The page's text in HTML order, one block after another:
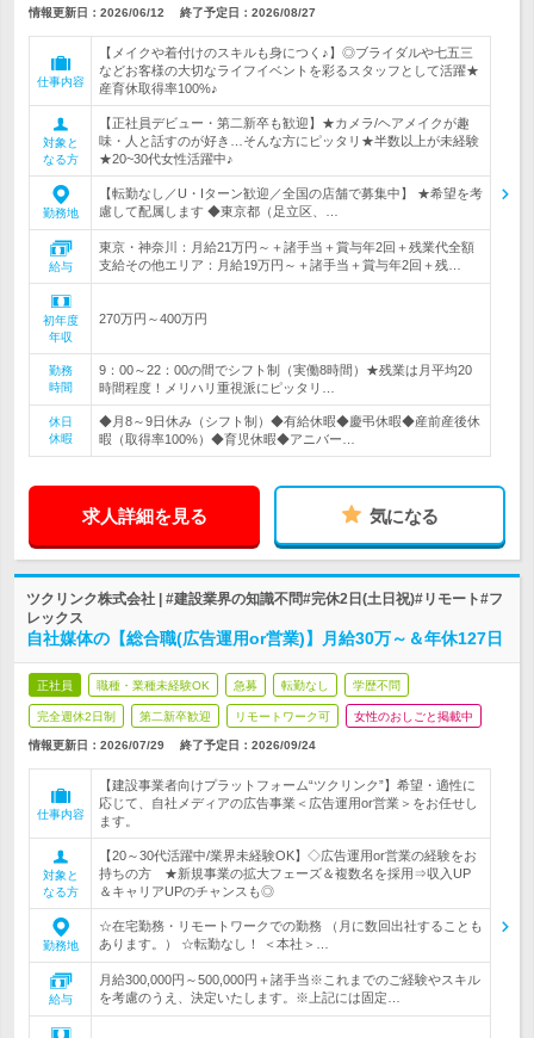
情報更新日：2026/06/12 終了予定日： 2026/08/27
仕事内容
【メイクや着付けのスキルも身につく♪】◎ブライダルや七五三
などお客様の大切なライフイベントを彩るスタッフとして活躍★
産育休取得率100%♪
対象と
なる方
【正社員デビュー・第二新卒も歓迎】★カメラ/ヘアメイクが趣
味・人と話すのが好き…そんな方にピッタリ★半数以上が未経験
★20~30代女性活躍中♪
勤務地
【転勤なし／U・Iターン歓迎／全国の店舗で募集中】 ★希望を考
慮して配属します ◆東京都（足立区、…
給与
東京・神奈川：月給21万円～＋諸手当＋賞与年2回＋残業代全額
支給その他エリア：月給19万円～＋諸手当＋賞与年2回＋残…
初年度
年収
270万円～400万円
勤務
時間
9：00～22：00の間でシフト制（実働8時間）★残業は月平均20
時間程度！メリハリ重視派にピッタリ…
休日
休暇
◆月8～9日休み（シフト制）◆有給休暇◆慶弔休暇◆産前産後休
暇（取得率100%）◆育児休暇◆アニバー…
求人詳細を見る 気になる
ツクリンク株式会社 | #建設業界の知識不問#完休2日(土日祝)#リモート#フ
レックス
自社媒体の【総合職(広告運用or営業)】月給30万～＆年休127日
正社員 職種・業種未経験OK 急募 転勤なし 学歴不問
完全週休2日制 第二新卒歓迎 リモートワーク可 女性のおしごと掲載中
情報更新日：2026/07/29 終了予定日： 2026/09/24
仕事内容
【建設事業者向けプラットフォーム“ツクリンク”】希望・適性に
応じて、自社メディアの広告事業＜広告運用or営業＞をお任せし
ます。
対象と
なる方
【20～30代活躍中/業界未経験OK】◇広告運用or営業の経験をお
持ちの方 ★新規事業の拡大フェーズ＆複数名を採用⇒収入UP
＆キャリアUPのチャンスも◎
勤務地
☆在宅勤務・リモートワークでの勤務 （月に数回出社することも
あります。） ☆転勤なし！ ＜本社＞…
給与
月給300,000円～500,000円＋諸手当※これまでのご経験やスキル
を考慮のうえ、決定いたします。※上記には固定…